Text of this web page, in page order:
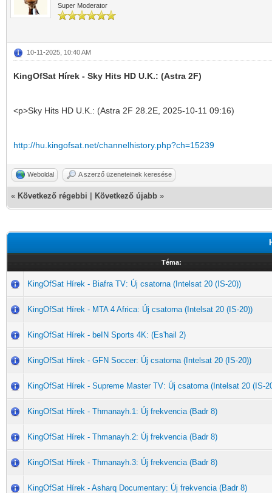
Super Moderator
10-11-2025, 10:40 AM
KingOfSat Hírek - Sky Hits HD U.K.: (Astra 2F)
<p>Sky Hits HD U.K.: (Astra 2F 28.2E, 2025-10-11 09:16)
http://hu.kingofsat.net/channelhistory.php?ch=15239
Weboldal A szerző üzeneteinek keresése
« Következő régebbi Következő újabb »
Téma:
KingOfSat Hírek - Biafra TV: Új csatorna (Intelsat 20 (IS-20))
KingOfSat Hírek - MTA 4 Africa: Új csatorna (Intelsat 20 (IS-20))
KingOfSat Hírek - beIN Sports 4K: (Es'hail 2)
KingOfSat Hírek - GFN Soccer: Új csatorna (Intelsat 20 (IS-20))
KingOfSat Hírek - Supreme Master TV: Új csatorna (Intelsat 20 (IS-
KingOfSat Hírek - Thmanayh.1: Új frekvencia (Badr 8)
KingOfSat Hírek - Thmanayh.2: Új frekvencia (Badr 8)
KingOfSat Hírek - Thmanayh.3: Új frekvencia (Badr 8)
KingOfSat Hírek - Asharq Documentary: Új frekvencia (Badr 8)